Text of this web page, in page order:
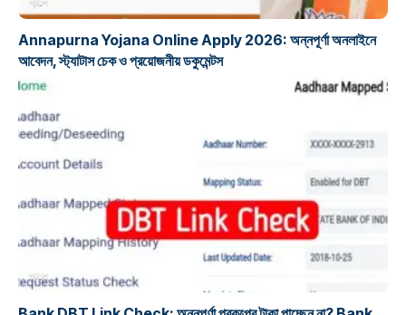
Annapurna Yojana Online Apply 2026: অন্নপূর্ণা অনলাইনে
আবেদন, স্ট্যাটাস চেক ও প্রয়োজনীয় ডকুমেন্টস
প্রকল্প